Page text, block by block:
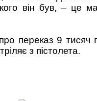
він був, – це
переказ 9 тисяч
з пістолета.